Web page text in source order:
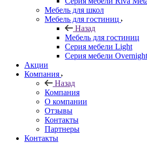
Мебель для школ
Мебель для гостиниц
Назад
Мебель для гостиниц
Серия мебели Light
Серия мебели Overnight
Акции
Компания
Назад
Компания
О компании
Отзывы
Контакты
Партнеры
Контакты